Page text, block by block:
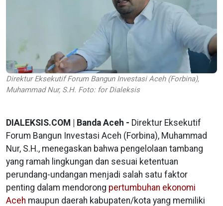
Direktur Eksekutif Forum Bangun Investasi Aceh (Forbina),
Muhammad Nur, S.H. Foto: for Dialeksis
DIALEKSIS.COM | Banda Aceh - Direktur Eksekutif
Forum Bangun Investasi Aceh (Forbina), Muhammad
Nur, S.H., menegaskan bahwa pengelolaan tambang
yang ramah lingkungan dan sesuai ketentuan
perundang-undangan menjadi salah satu faktor
penting dalam mendorong pertumbuhan ekonomi
Aceh maupun daerah kabupaten/kota yang memiliki